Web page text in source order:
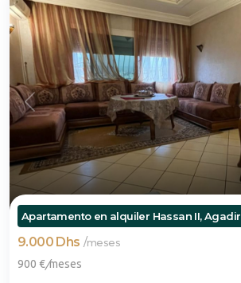
Apartamento en alquiler Hassan II, Agadir
9.000 Dhs /meses
900 €/meses